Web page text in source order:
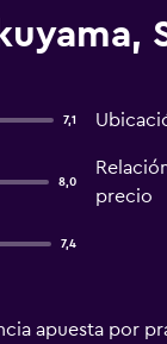
7,1
8,0
precio
7,4
apuesta por